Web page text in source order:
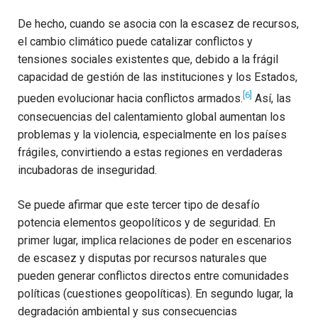
De hecho, cuando se asocia con la escasez de recursos,
el cambio climático puede catalizar conflictos y
tensiones sociales existentes que, debido a la frágil
capacidad de gestión de las instituciones y los Estados,
pueden evolucionar hacia conflictos armados. [6] Así, las
consecuencias del calentamiento global aumentan los
problemas y la violencia, especialmente en los países
frágiles, convirtiendo a estas regiones en verdaderas
incubadoras de inseguridad.
Se puede afirmar que este tercer tipo de desafío
potencia elementos geopolíticos y de seguridad. En
primer lugar, implica relaciones de poder en escenarios
de escasez y disputas por recursos naturales que
pueden generar conflictos directos entre comunidades
políticas (cuestiones geopolíticas). En segundo lugar, la
degradación ambiental y sus consecuencias